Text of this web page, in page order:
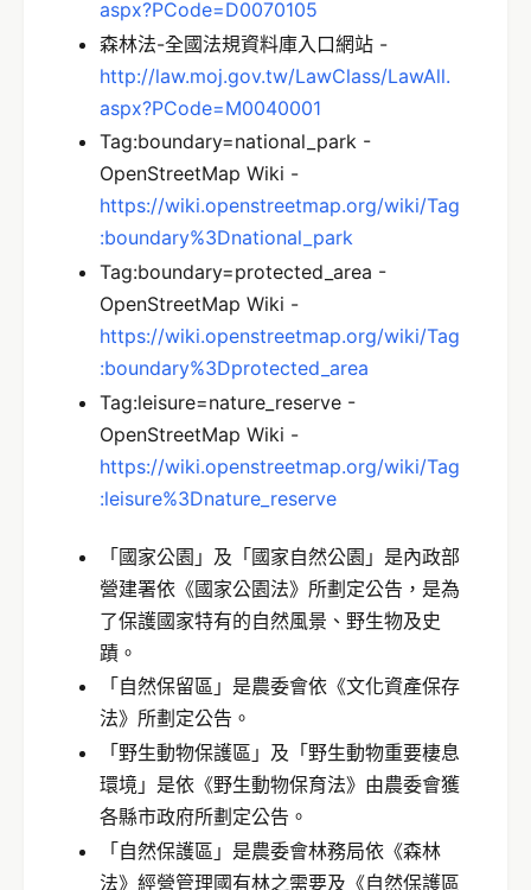
aspx?PCode=D0070105
森林法-全國法規資料庫入口網站 -
http://law.moj.gov.tw/LawClass/LawAll.
aspx?PCode=M0040001
Tag:boundary=national_park -
OpenStreetMap Wiki -
https://wiki.openstreetmap.org/wiki/Tag
:boundary%3Dnational_park
Tag:boundary=protected_area -
OpenStreetMap Wiki -
https://wiki.openstreetmap.org/wiki/Tag
:boundary%3Dprotected_area
Tag:leisure=nature_reserve -
OpenStreetMap Wiki -
https://wiki.openstreetmap.org/wiki/Tag
:leisure%3Dnature_reserve
「國家公園」及「國家自然公園」是內政部
營建署依《國家公園法》所劃定公告，是為
了保護國家特有的自然風景、野生物及史
蹟。
「自然保留區」是農委會依《文化資產保存
法》所劃定公告。
「野生動物保護區」及「野生動物重要棲息
環境」是依《野生動物保育法》由農委會獲
各縣市政府所劃定公告。
「自然保護區」是農委會林務局依《森林
法》經營管理國有林之需要及《自然保護區